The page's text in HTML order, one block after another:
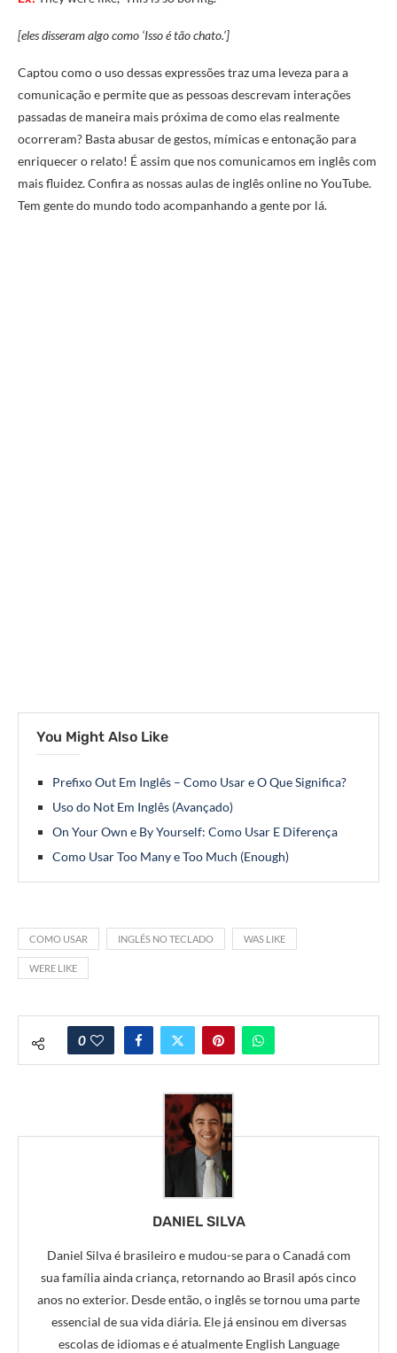
[eles disseram algo como ‘Isso é tão chato.’]
Captou como o uso dessas expressões traz uma leveza para a
comunicação e permite que as pessoas descrevam interações
passadas de maneira mais próxima de como elas realmente
ocorreram? Basta abusar de gestos, mímicas e entonação para
enriquecer o relato! É assim que nos comunicamos em inglês com
mais fluidez. Confira as nossas aulas de inglês online no YouTube.
Tem gente do mundo todo acompanhando a gente por lá.
You Might Also Like
Prefixo Out Em Inglês – Como Usar e O Que Significa?
Uso do Not Em Inglês (Avançado)
On Your Own e By Yourself: Como Usar E Diferença
Como Usar Too Many e Too Much (Enough)
COMO USAR INGLÊS NO TECLADO WAS LIKE
WERE LIKE
0
DANIEL SILVA
Daniel Silva é brasileiro e mudou-se para o Canadá com
sua família ainda criança, retornando ao Brasil após cinco
anos no exterior. Desde então, o inglês se tornou uma parte
essencial de sua vida diária. Ele já ensinou em diversas
escolas de idiomas e é atualmente English Language